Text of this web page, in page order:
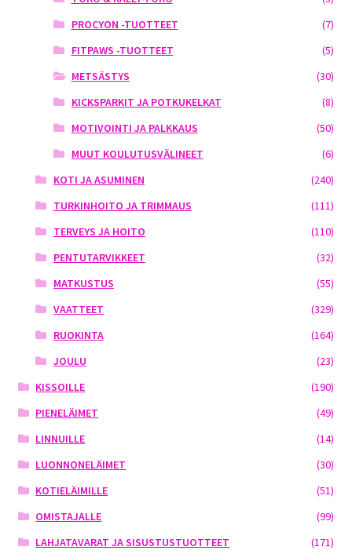
PROCYON -TUOTTEET
(7)
FITPAWS -TUOTTEET
(5)
METSÄSTYS
(30)
KICKSPARKIT JA POTKUKELKAT
(8)
MOTIVOINTI JA PALKKAUS
(50)
MUUT KOULUTUSVÄLINEET
(6)
KOTI JA ASUMINEN
(240)
TURKINHOITO JA TRIMMAUS
(111)
TERVEYS JA HOITO
(110)
PENTUTARVIKKEET
(32)
MATKUSTUS
(55)
VAATTEET
(329)
RUOKINTA
(164)
JOULU
(23)
KISSOILLE
(190)
PIENELÄIMET
(49)
LINNUILLE
(14)
LUONNONELÄIMET
(30)
KOTIELÄIMILLE
(51)
OMISTAJALLE
(99)
LAHJATAVARAT JA SISUSTUSTUOTTEET
(171)